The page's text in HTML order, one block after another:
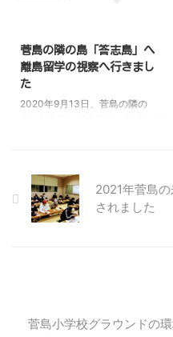
じられるとても感動的な式でし
た。 退所する4人の退所証書を受
け取る凛とした姿は自信にあふ
れ、小学校でも心配なくやってい
菅島の隣の島「答志島」へ
離島留学の視察へ行きまし
た
2020年9月13日、菅島の隣の
長・育成会長の濱口正久さんで
す。 現在は鳥羽市議会議員とし
てご活躍されています。 今回の
を始めてからこれまでの経緯や、
2021年菅島
されました
菅島小学校グラウンドの